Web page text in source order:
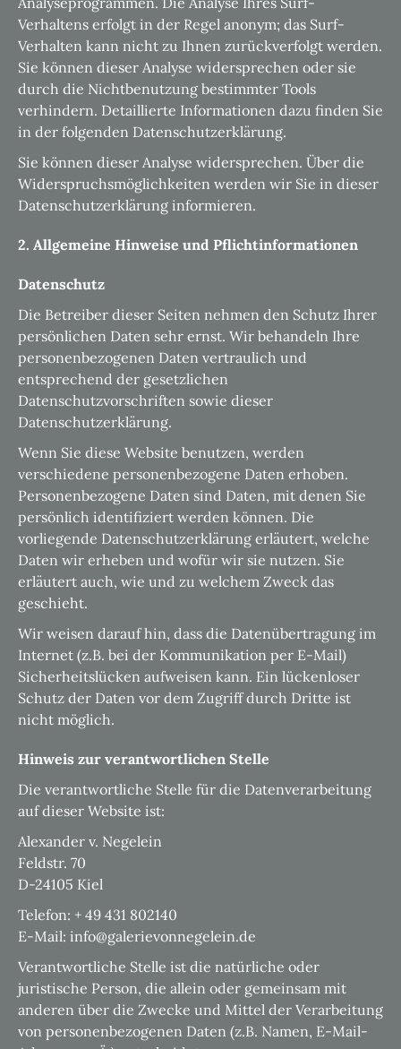
Verhaltens erfolgt in der Regel anonym; das Surf-
Verhalten kann nicht zu Ihnen zurückverfolgt werden.
Sie können dieser Analyse widersprechen oder sie
durch die Nichtbenutzung bestimmter Tools
verhindern. Detaillierte Informationen dazu finden Sie
in der folgenden Datenschutzerklärung.
Sie können dieser Analyse widersprechen. Über die
Widerspruchsmöglichkeiten werden wir Sie in dieser
Datenschutzerklärung informieren.
2. Allgemeine Hinweise und Pflichtinformationen
Datenschutz
Die Betreiber dieser Seiten nehmen den Schutz Ihrer
persönlichen Daten sehr ernst. Wir behandeln Ihre
personenbezogenen Daten vertraulich und
entsprechend der gesetzlichen
Datenschutzvorschriften sowie dieser
Datenschutzerklärung.
Wenn Sie diese Website benutzen, werden
verschiedene personenbezogene Daten erhoben.
Personenbezogene Daten sind Daten, mit denen Sie
persönlich identifiziert werden können. Die
vorliegende Datenschutzerklärung erläutert, welche
Daten wir erheben und wofür wir sie nutzen. Sie
erläutert auch, wie und zu welchem Zweck das
geschieht.
Wir weisen darauf hin, dass die Datenübertragung im
Internet (z.B. bei der Kommunikation per E-Mail)
Sicherheitslücken aufweisen kann. Ein lückenloser
Schutz der Daten vor dem Zugriff durch Dritte ist
nicht möglich.
Hinweis zur verantwortlichen Stelle
Die verantwortliche Stelle für die Datenverarbeitung
auf dieser Website ist:
Alexander v. Negelein
Feldstr. 70
D-24105 Kiel
Telefon: + 49 431 802140
E-Mail: info@galerievonnegelein.de
Verantwortliche Stelle ist die natürliche oder
juristische Person, die allein oder gemeinsam mit
anderen über die Zwecke und Mittel der Verarbeitung
von personenbezogenen Daten (z.B. Namen, E-Mail-